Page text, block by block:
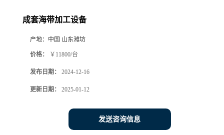
成套海带加工设备
产地： 中国 山东潍坊
价格： ￥11800/台
发布日期： 2024-12-16
更新日期： 2025-01-12
发送咨询信息